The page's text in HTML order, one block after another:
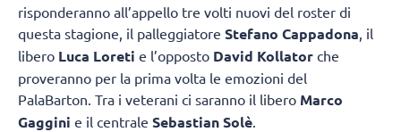
risponderanno all’appello tre volti nuovi del roster di
questa stagione, il palleggiatore Stefano Cappadona , il
libero Luca Loreti e l’opposto David Kollator che
proveranno per la prima volta le emozioni del
PalaBarton. Tra i veterani ci saranno il libero Marco
Gaggini e il centrale Sebastian Solè